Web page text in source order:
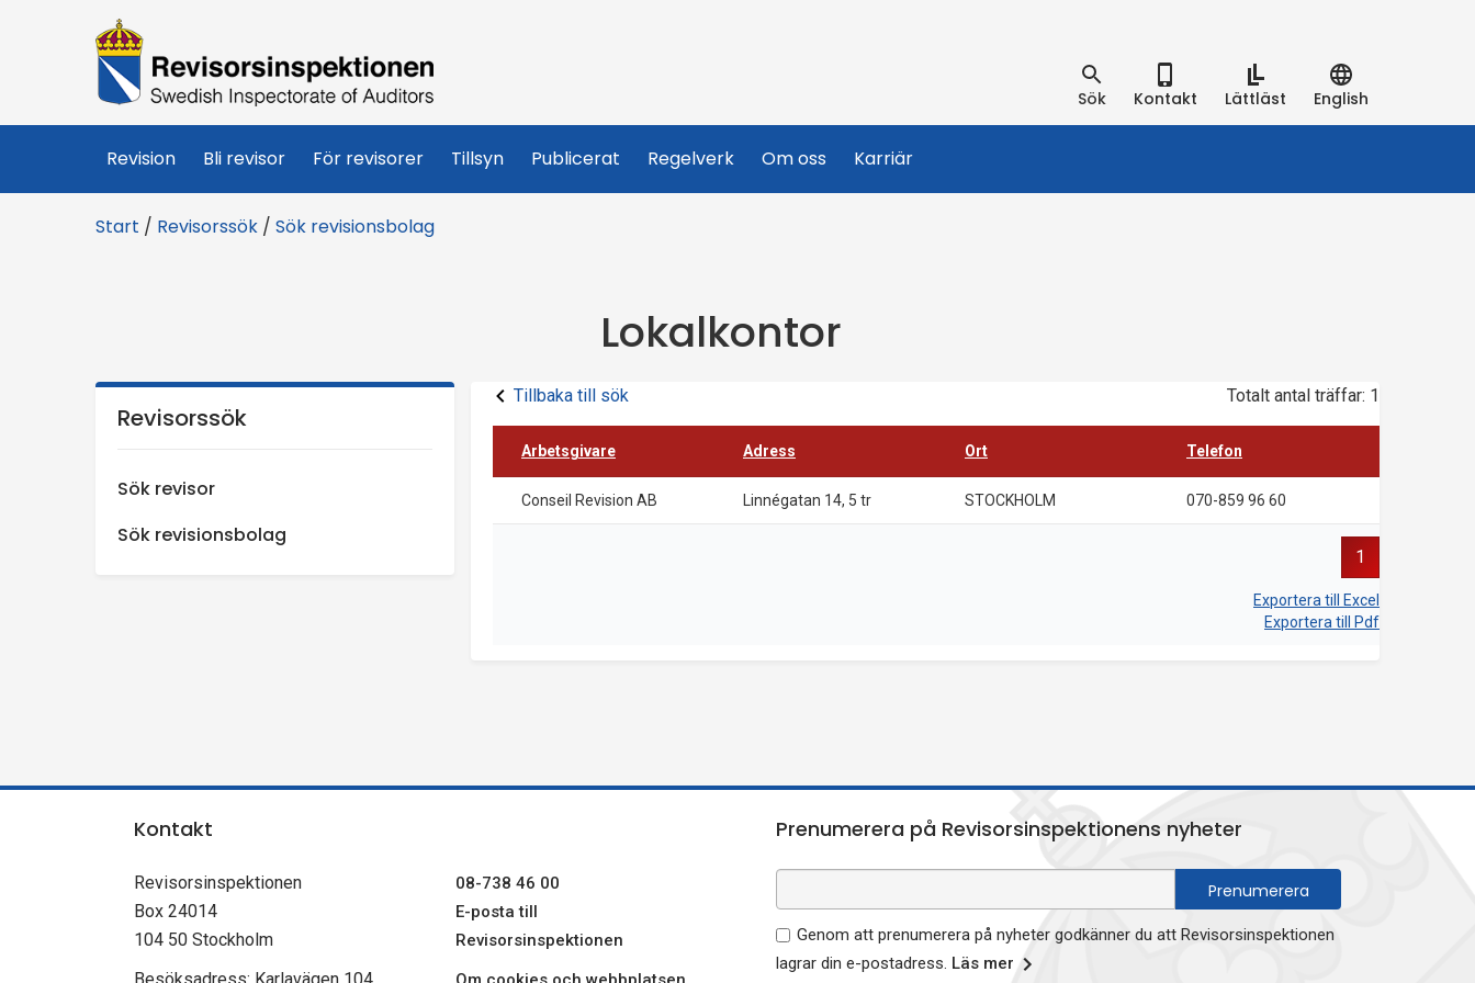
R
e
v
i
r
n
Sök Kontakt Lättläst English
Revision Bli revisor För revisorer Tillsyn Publicerat Regelverk Om oss Karriär
Start / Revisorssök / Sök revisionsbolag
Lokalkontor
Tillbaka till sök Totalt antal träffar: 1
Arbetsgivare Adress Ort Telefon
Conseil Revision AB Linnégatan 14, 5 tr STOCKHOLM 070-859 96 60
Exportera till Excel
Exportera till Pdf
1
Revisorssök
Sök revisor
Sök revisionsbolag
Kontakt
Revisorsinspektionen
Box 24014
104 50 Stockholm
08-738 46 00
E-posta till
Revisorsinspektionen
Prenumerera på Revisorsinspektionens nyheter
Genom att prenumerera på nyheter godkänner du att Revisorsinspektionen
lagrar din e-postadress. Läs mer